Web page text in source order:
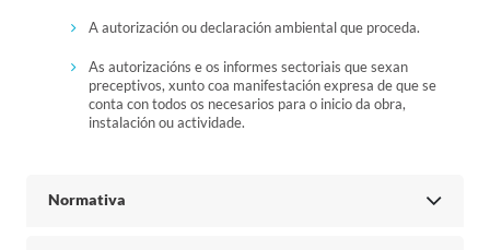
A autorización ou declaración ambiental que proceda.
As autorizacións e os informes sectoriais que sexan
preceptivos, xunto coa manifestación expresa de que se
conta con todos os necesarios para o inicio da obra,
instalación ou actividade.
Normativa